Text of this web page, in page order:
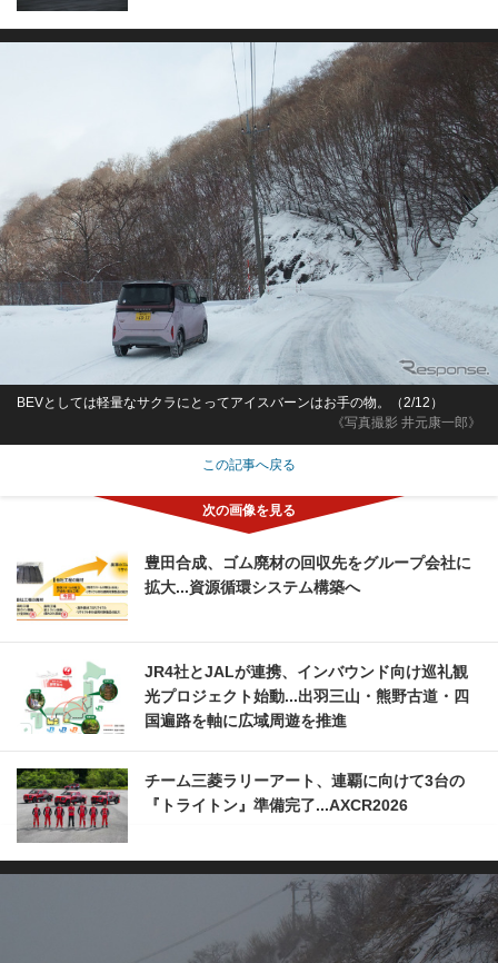
《写真撮影 井元康一郎》
BEVとしては軽量なサクラにとってアイスバーンはお手の物。（2/12）
この記事へ戻る
豊田合成、ゴム廃材の回収先をグループ会社に
拡大...資源循環システム構築へ
JR4社とJALが連携、インバウンド向け巡礼観
光プロジェクト始動...出羽三山・熊野古道・四
国遍路を軸に広域周遊を推進
チーム三菱ラリーアート、連覇に向けて3台の
『トライトン』準備完了...AXCR2026